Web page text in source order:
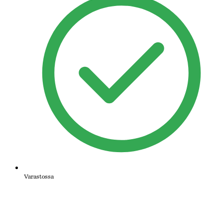
Varastossa